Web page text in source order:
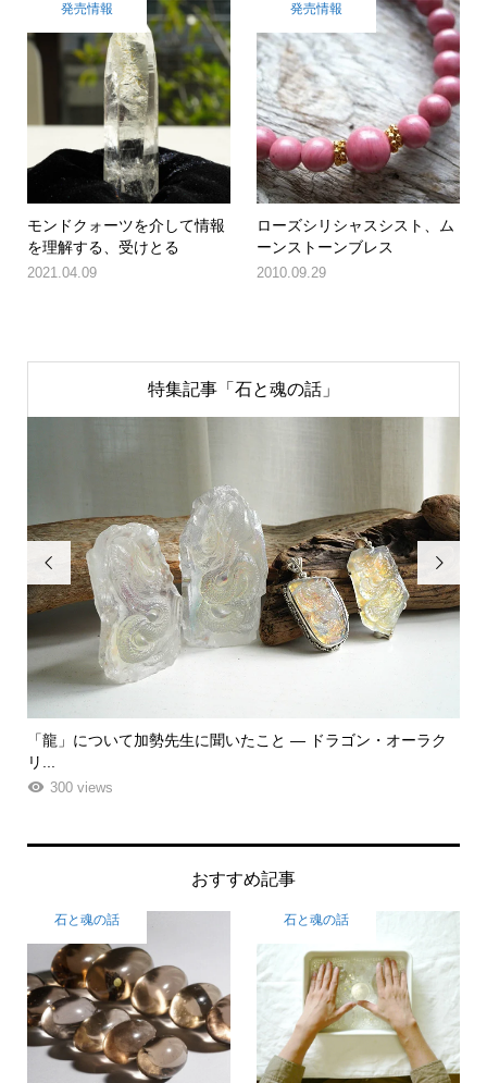
発売情報
モンドクォーツを介して情報
を理解する、受けとる
2021.04.09
発売情報
ローズシリシャスシスト、ム
ーンストーンブレス
2010.09.29
特集記事「石と魂の話」

「飾る」から「使う」へ。鉱物と植物が織りなす贅沢なフラワ
ーエ...
261 views

おすすめ記事
石と魂の話 石と魂の話